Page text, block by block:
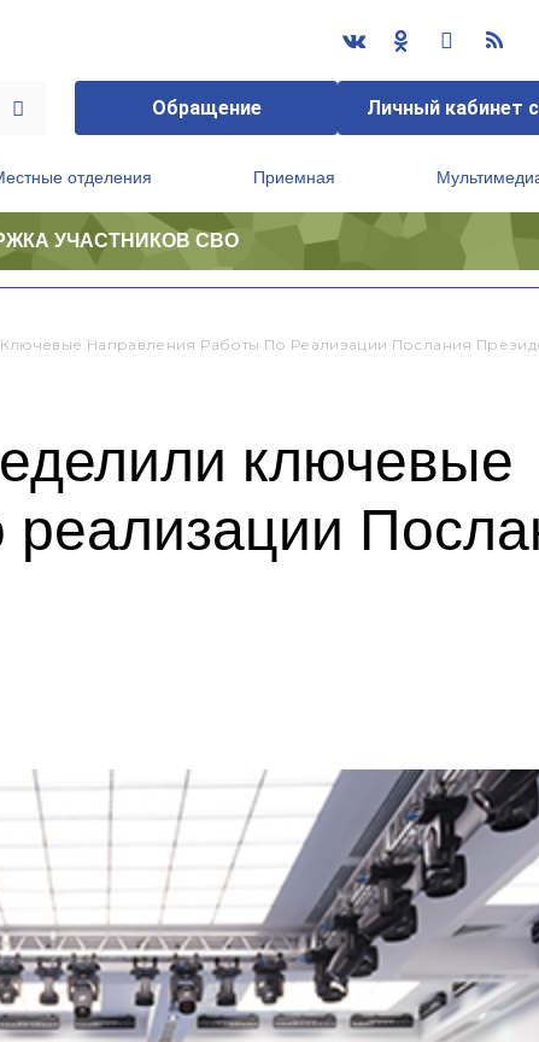
Обращение Личный кабинет
отделения Приемная
УЧАСТНИКОВ СВО
Направления Работы По Реализации Послания
ключевые